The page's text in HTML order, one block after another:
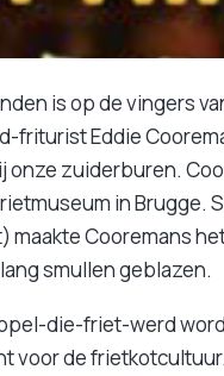
is op de vingers
friturist Eddie
zuiderburen.
in Brugge.
Cooremans
smullen geblazen.
die-friet-werd
voor de